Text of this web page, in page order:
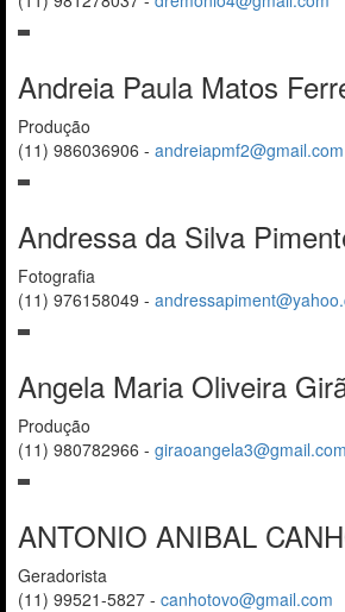
Andreia Paula Matos
Produção
(11) 986036906 - andreiapmf2@gmail.com
Andressa da Silva
Fotografia
(11) 976158049 -
Angela Maria Oliveira
Produção
(11) 980782966 - giraoangela3@gmail.com
ANTONIO ANIBAL
Geradorista
(11) 99521-5827 - canhotovo@gmail.com